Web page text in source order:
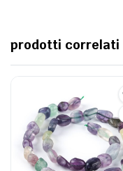
prodotti correlati